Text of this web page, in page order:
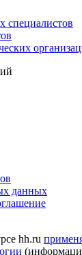
специалистов
данных
hh.ru